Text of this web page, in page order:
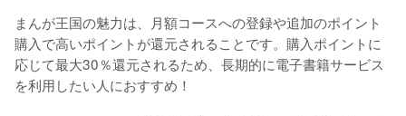
まんが王国の魅力は、月額コースへの登録や追加のポイント
購入で高いポイントが還元されることです。購入ポイントに
応じて最大30％還元されるため、長期的に電子書籍サービス
を利用したい人におすすめ！